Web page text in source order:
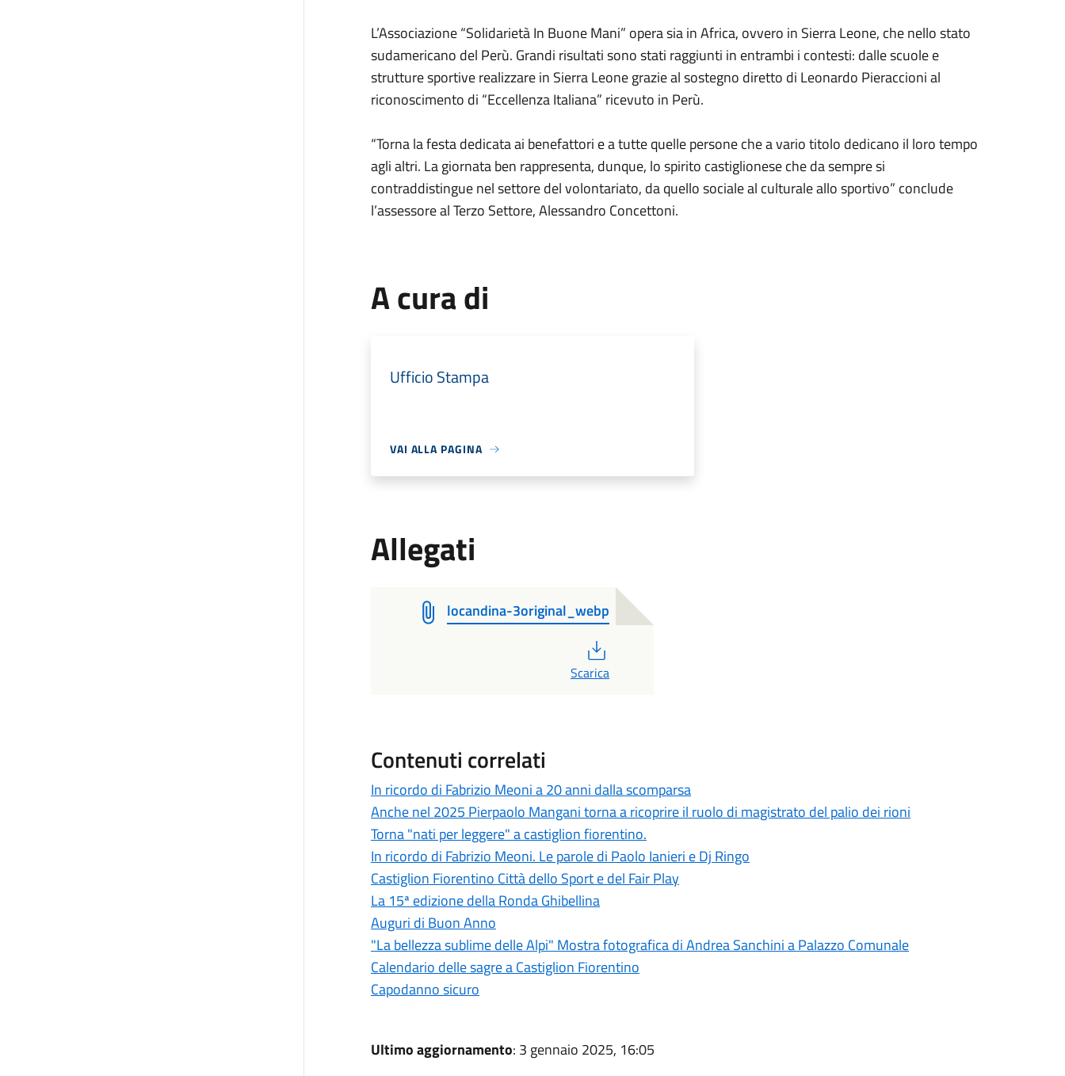
L’Associazione “Solidarietà In Buone Mani” opera sia in Africa, ovvero in Sierra Leone, che nello stato
sudamericano del Perù. Grandi risultati sono stati raggiunti in entrambi i contesti: dalle scuole e
strutture sportive realizzare in Sierra Leone grazie al sostegno diretto di Leonardo Pieraccioni al
riconoscimento di “Eccellenza Italiana” ricevuto in Perù.
“Torna la festa dedicata ai benefattori e a tutte quelle persone che a vario titolo dedicano il loro tempo
agli altri. La giornata ben rappresenta, dunque, lo spirito castiglionese che da sempre si
contraddistingue nel settore del volontariato, da quello sociale al culturale allo sportivo” conclude
l’assessore al Terzo Settore, Alessandro Concettoni.
A cura di
Ufficio Stampa
VAI ALLA PAGINA
Allegati
locandina-3original_webp
Scarica
Contenuti correlati
In ricordo di Fabrizio Meoni a 20 anni dalla scomparsa
Anche nel 2025 Pierpaolo Mangani torna a ricoprire il ruolo di magistrato del palio dei rioni
Torna "nati per leggere" a castiglion fiorentino.
In ricordo di Fabrizio Meoni. Le parole di Paolo Ianieri e Dj Ringo
Castiglion Fiorentino Città dello Sport e del Fair Play
La 15ª edizione della Ronda Ghibellina
Auguri di Buon Anno
"La bellezza sublime delle Alpi" Mostra fotografica di Andrea Sanchini a Palazzo Comunale
Calendario delle sagre a Castiglion Fiorentino
Capodanno sicuro
Ultimo aggiornamento: 3 gennaio 2025, 16:05